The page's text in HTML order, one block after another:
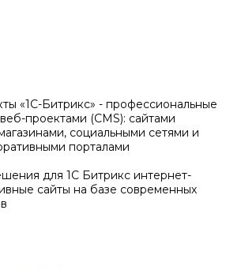
«1С-Битрикс» - профессиональные
проектами (CMS): сайтами
социальными сетями и
порталами
для 1С Битрикс интернет-
сайты на базе современных